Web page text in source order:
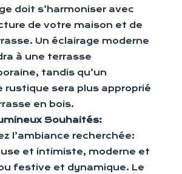
doit s’harmoniser avec
de votre maison et de
Un éclairage moderne
à une terrasse
tandis qu’un
rustique sera plus approprié
en bois.
Souhaités:
l’ambiance recherchée:
et intimiste, moderne et
festive et dynamique. Le